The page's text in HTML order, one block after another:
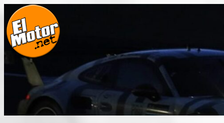
Saltar
contenido
El Motor punto Net
Información sobre novedades y pruebas de Automóviles